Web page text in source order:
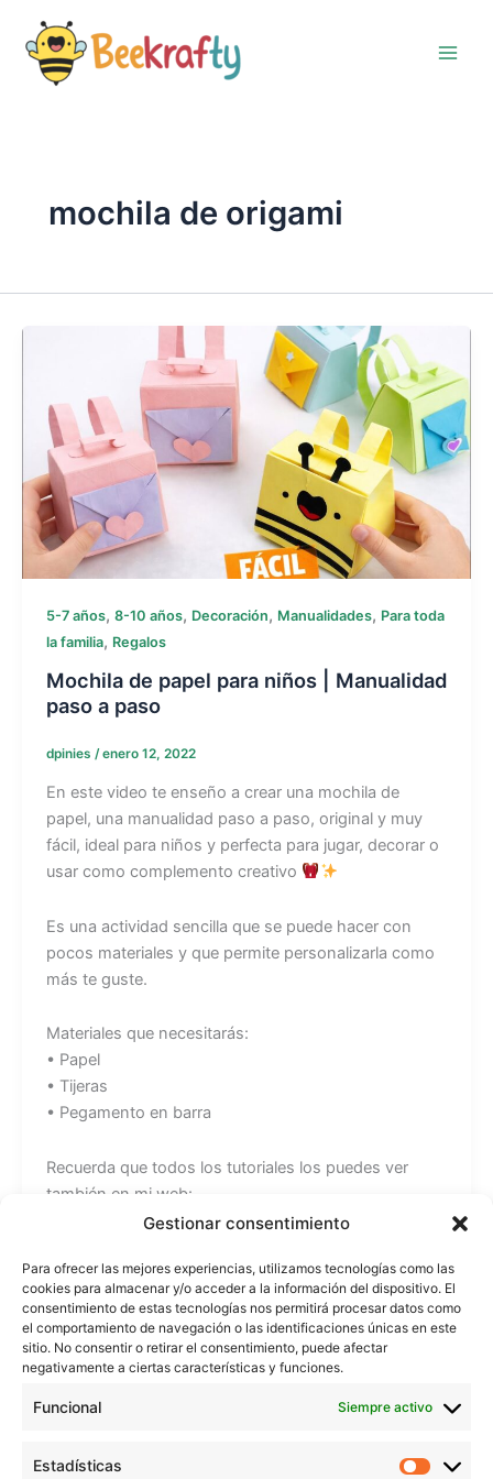
Gestionar consentimiento
Para ofrecer las mejores experiencias, utilizamos tecnologías como las
cookies para almacenar y/o acceder a la información del dispositivo. El
consentimiento de estas tecnologías nos permitirá procesar datos como
el comportamiento de navegación o las identificaciones únicas en este
sitio. No consentir o retirar el consentimiento, puede afectar
negativamente a ciertas características y funciones.
Funcional Siempre activo
Estadísticas
contenido
mochila de origami
5-7 años, 8-10 años, Decoración, Manualidades, Para toda
la familia, Regalos
Mochila de papel para niños | Manualidad
paso a paso
dpinies /enero 12, 2022
En este video te enseño a crear una mochila de
papel, una manualidad paso a paso, original y muy
fácil, ideal para niños y perfecta para jugar, decorar o
usar como complemento creativo
Es una actividad sencilla que se puede hacer con
pocos materiales y que permite personalizarla como
más te guste.
Materiales que necesitarás:
• Papel
• Tijeras
• Pegamento en barra
Recuerda que todos los tutoriales los puedes ver
también en mi web:
https://www.beekrafty.com
También puedes encontrarme en:
Instagram: https://www.instagram.com/beekrafty/
Facebook: https://www.facebook.com/beekrafty.es/
Twitter: https://twitter.com/beekrafty_es
Pinterest: https://pinterest.com/Beekrafty_es
Twitch: https://www.twitch.tv/beekrafty_
¡Espero que te guste esta manualidad y te animes a